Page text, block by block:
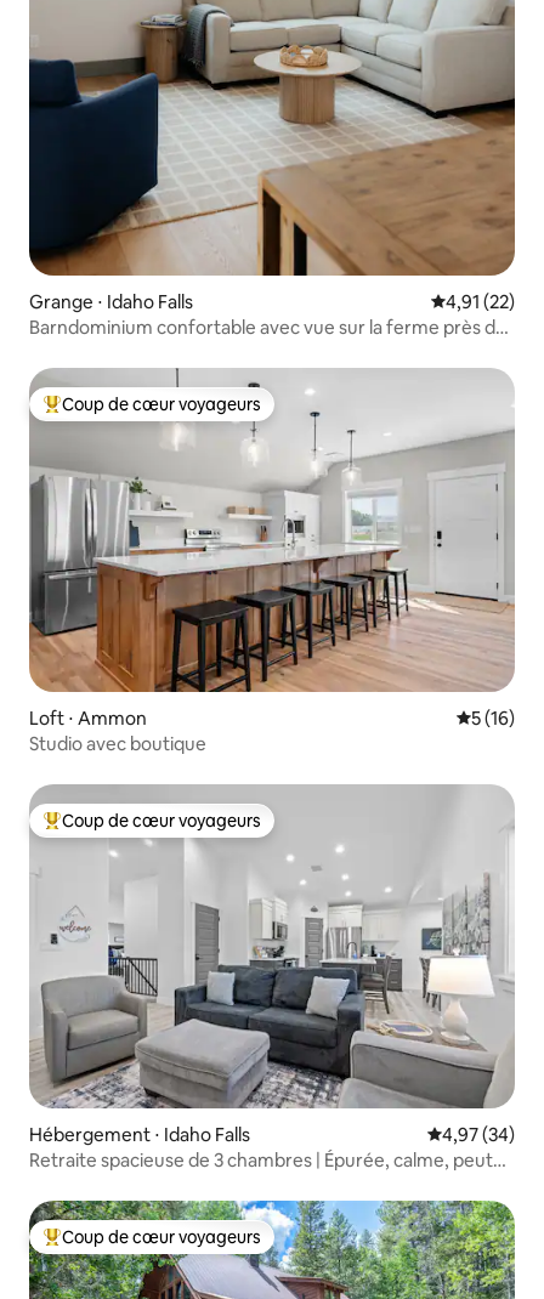
Grange ⋅ Idaho Falls Évaluation
4,91 (22)
Barndominium confortable avec vue sur la ferme près de
Coups de cœur voyageurs les plus appréciés
Coup de cœur voyageurs
Loft ⋅ Ammon
5 (16)
Studio avec boutique
Coups de cœur voyageurs les plus appréciés
Coup de cœur voyageurs
Hébergement ⋅ Idaho Falls Évaluation
4,97 (34)
Retraite spacieuse de 3 chambres | Épurée, calme, peut
Coups de cœur voyageurs les plus appréciés
Coup de cœur voyageurs